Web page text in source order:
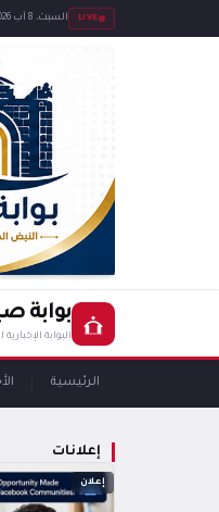
LIVE السبت، 8 آب 2026
بوابة
البوابة
الرئيسية
إعلانات
إعلان